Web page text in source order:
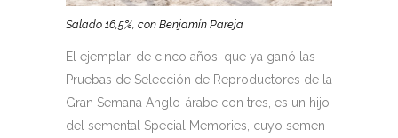
Salado 16,5%, con Benjamín Pareja
El ejemplar, de cinco años, que ya ganó las
Pruebas de Selección de Reproductores de la
Gran Semana Anglo-árabe con tres, es un hijo
del semental Special Memories, cuyo semen